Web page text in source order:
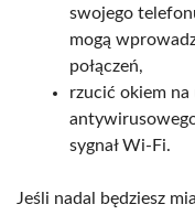
swojego
mogą
połączeń,
rzucić okiem
sygnał Wi-Fi.
Jeśli nadal będziesz